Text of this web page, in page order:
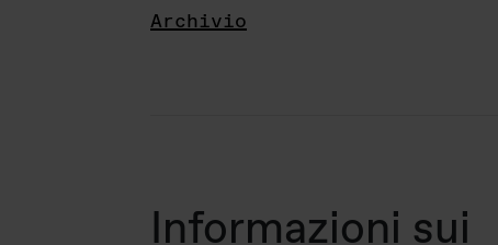
Archivio
Informazioni sui